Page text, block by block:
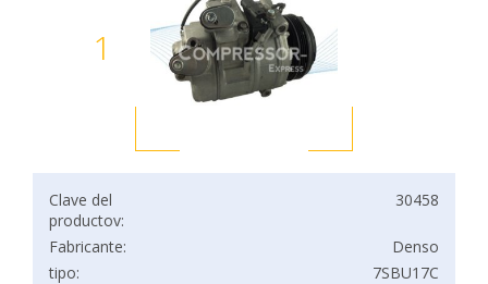
1
Clave del
productov:
30458
Fabricante:
Denso
tipo:
7SBU17C